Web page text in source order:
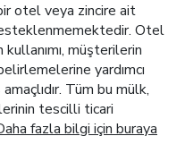
otel veya zincire ait
Otel
kullanımı, müşterilerin
yardımcı
Tüm bu mülk,
tescilli ticari
fazla bilgi için buraya